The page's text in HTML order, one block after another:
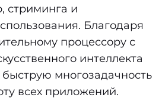
стриминга и
Благодаря
процессору с
интеллекта
многозадачность
всех приложений.